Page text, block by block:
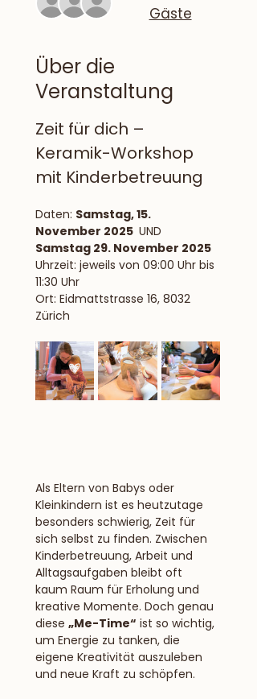
Gäste
Über die
Veranstaltung
Zeit für dich –
Keramik-Workshop
mit Kinderbetreuung
Daten: Samstag, 15.
November 2025 UND
Samstag 29. November 2025
Uhrzeit: jeweils von 09:00 Uhr bis
11:30 Uhr
Ort: Eidmattstrasse 16, 8032
Zürich
Als Eltern von Babys oder
Kleinkindern ist es heutzutage
besonders schwierig, Zeit für
sich selbst zu finden. Zwischen
Kinderbetreuung, Arbeit und
Alltagsaufgaben bleibt oft
kaum Raum für Erholung und
kreative Momente. Doch genau
diese „Me-Time“ ist so wichtig,
um Energie zu tanken, die
eigene Kreativität auszuleben
und neue Kraft zu schöpfen.